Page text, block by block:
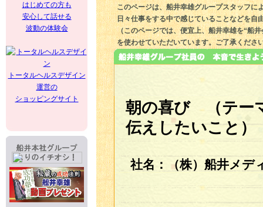
はじめての方も
安心して話せる
波動の体験会
トータルヘルスデザイン
運営の
ショッピングサイト
このページは、船井幸雄グループスタッフに
日々仕事をする中で感じていることなどを自
（このページでは、便宜上、船井幸雄を“船
を使わせていただいています。ご了承くださ
朝の喜び （テー
伝えしたいこと）
社名：（株）船井メ